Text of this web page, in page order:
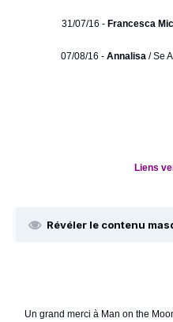
31/07/16 - Francesca
07/08/16 - Annalisa / Se
Liens
Révéler le contenu
Un grand merci à Man on the